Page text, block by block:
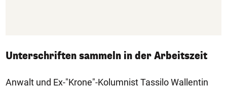
Unterschriften sammeln in der Arbeitszeit
Anwalt und Ex-"Krone"-Kolumnist Tassilo Wallentin